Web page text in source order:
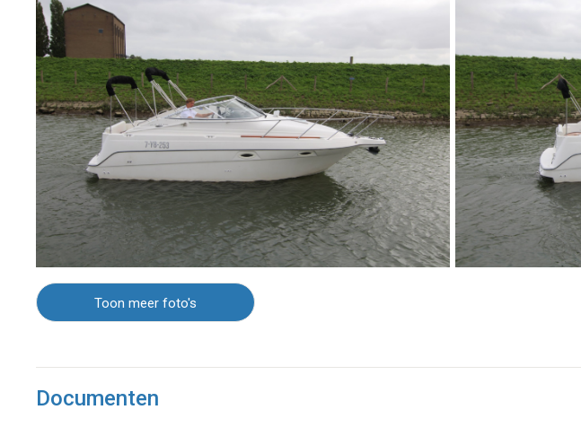
Toon meer foto's
Documenten